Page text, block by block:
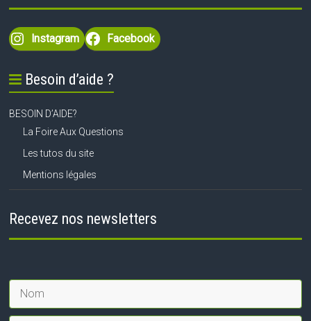
Instagram Facebook
Besoin d’aide ?
BESOIN D’AIDE?
La Foire Aux Questions
Les tutos du site
Mentions légales
Recevez nos newsletters